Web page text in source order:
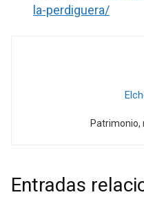
la-perdiguera/
Patrimonio,
Entradas